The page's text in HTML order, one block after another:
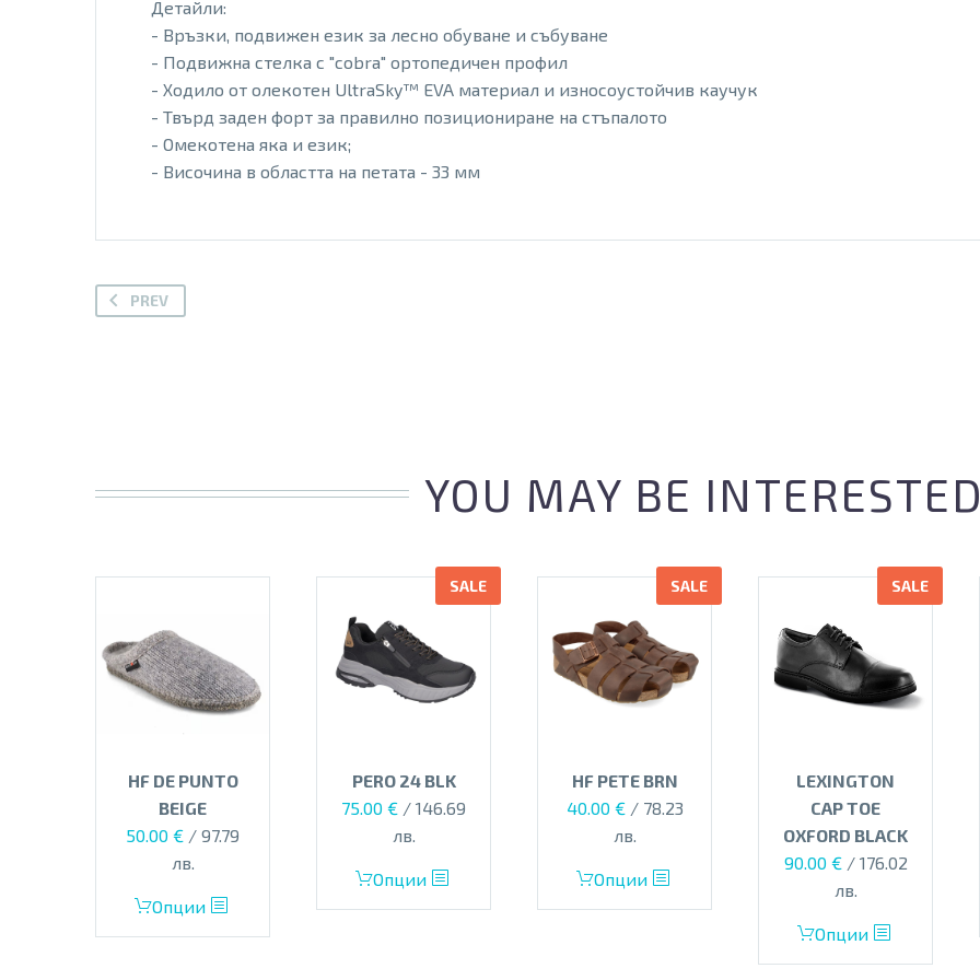
Детайли:
- Връзки, подвижен език за лесно обуване и събуване
- Подвижна стелка с "cobra" ортопедичен профил
- Ходило от олекотен UltraSky™ EVA материал и износоустойчив каучук
- Твърд заден форт за правилно позициониране на стъпалото
- Омекотена яка и език;
- Височина в областта на петата - 33 мм
PREV
YOU MAY BE
HF DE PUNTO
BEIGE
50.00 € / 97.79
лв.
Опции
This
product
SALE
PERO 24 BLK
Original
110.00 €.
75.00 €Текущата
цена
75.00 €.
/ 146.69
лв.
Опции
This
product
SALE
HF PETE BRN
Original
80.00 €.
40.00 €Текущата
цена
40.00 €.
/ 78.23
лв.
Опции
This
product
SALE
LEXINGTON
CAP TOE
OXFORD BLACK
Original
135.00 €.
90.00 €Текущата
цена
90.00 €.
/ 176.02
лв.
Опции
This
product